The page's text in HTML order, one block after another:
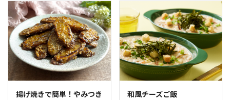
揚げ焼きで簡単！やみつき
和風チーズご飯